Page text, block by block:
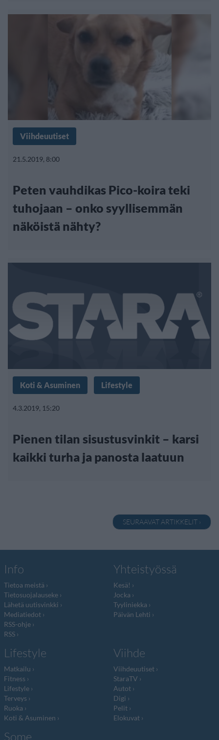
Viihdeuutiset
21.5.2019, 8:00
Peten vauhdikas Pico-koira teki
tuhojaan – onko syyllisemmän
näköistä nähty?
Koti & Asuminen Lifestyle
4.3.2019, 15:20
Pienen tilan sisustusvinkit – karsi
kaikki turha ja panosta laatuun
SEURAAVAT ARTIKKELIT ›
Info
Tietoa meistä
Tietosuojalauseke
Lähetä uutisvinkki
Mediatiedot
RSS-ohje
RSS
Yhteistyössä
Kesä!
Jocka
Tyyliniekka
Päivän Lehti
Lifestyle
Matkailu
Fitness
Lifestyle
Terveys
Ruoka
Koti & Asuminen
Viihde
Viihdeuutiset
StaraTV
Autot
Digi
Pelit
Elokuvat
Some